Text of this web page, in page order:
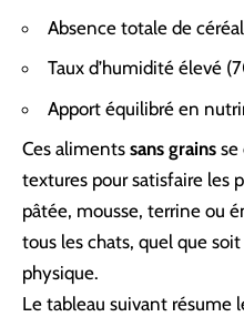
Absence totale de
Taux d’humidité élevé
Apport équilibré en
Ces aliments sans grains se
textures pour satisfaire les
pâtée, mousse, terrine ou
tous les chats, quel que
physique.
Le tableau suivant résume